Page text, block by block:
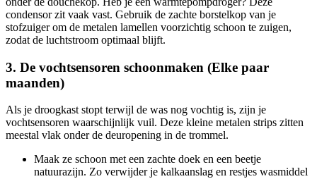
condensor zit vaak vast. Gebruik de zachte borstelkop van je
stofzuiger om de metalen lamellen voorzichtig schoon te zuigen,
zodat de luchtstroom optimaal blijft.
3. De vochtsensoren schoonmaken (Elke paar
maanden)
Als je droogkast stopt terwijl de was nog vochtig is, zijn je
vochtsensoren waarschijnlijk vuil. Deze kleine metalen strips zitten
meestal vlak onder de deuropening in de trommel.
Maak ze schoon met een zachte doek en een beetje
natuurazijn. Zo verwijder je kalkaanslag en restjes wasmiddel